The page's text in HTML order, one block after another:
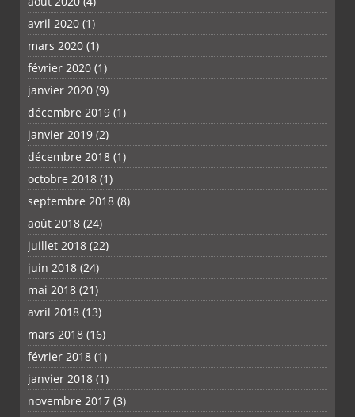
avril 2020 (1)
mars 2020 (1)
février 2020 (1)
janvier 2020 (9)
décembre 2019 (1)
janvier 2019 (2)
décembre 2018 (1)
octobre 2018 (1)
septembre 2018 (8)
août 2018 (24)
juillet 2018 (22)
juin 2018 (24)
mai 2018 (21)
avril 2018 (13)
mars 2018 (16)
février 2018 (1)
janvier 2018 (1)
novembre 2017 (3)